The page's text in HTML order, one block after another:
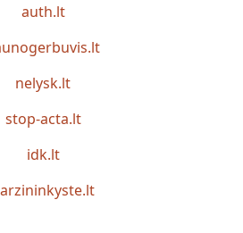
auth.lt
nelysk.lt
stop-acta.lt
idk.lt